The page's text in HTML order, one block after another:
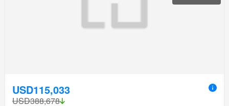
USD115,033
USD388,678